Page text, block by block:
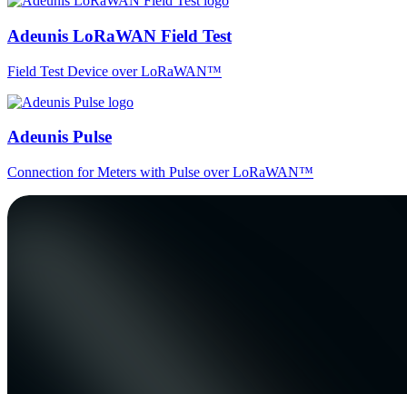
Adeunis LoRaWAN Field Test
Field Test Device over LoRaWAN™
Adeunis Pulse
Connection for Meters with Pulse over LoRaWAN™